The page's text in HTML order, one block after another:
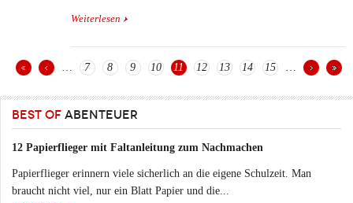
Weiterlesen über Windeln wechseln für echte Männer
… 7 8 9 10 11 12 13 14 15 …
BEST OF ABENTEUER
12 Papierflieger mit Faltanleitung zum Nachmachen
Papierflieger erinnern viele sicherlich an die eigene Schulzeit. Man
braucht nicht viel, nur ein Blatt Papier und die...